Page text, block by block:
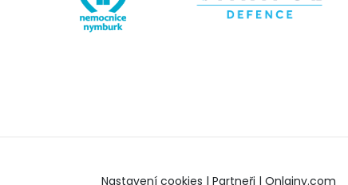
Nastavení cookies | Partneři | Onlajny.com